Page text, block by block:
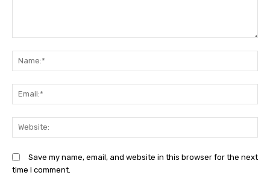
Save my name, email, and website in this browser for the next
time I comment.